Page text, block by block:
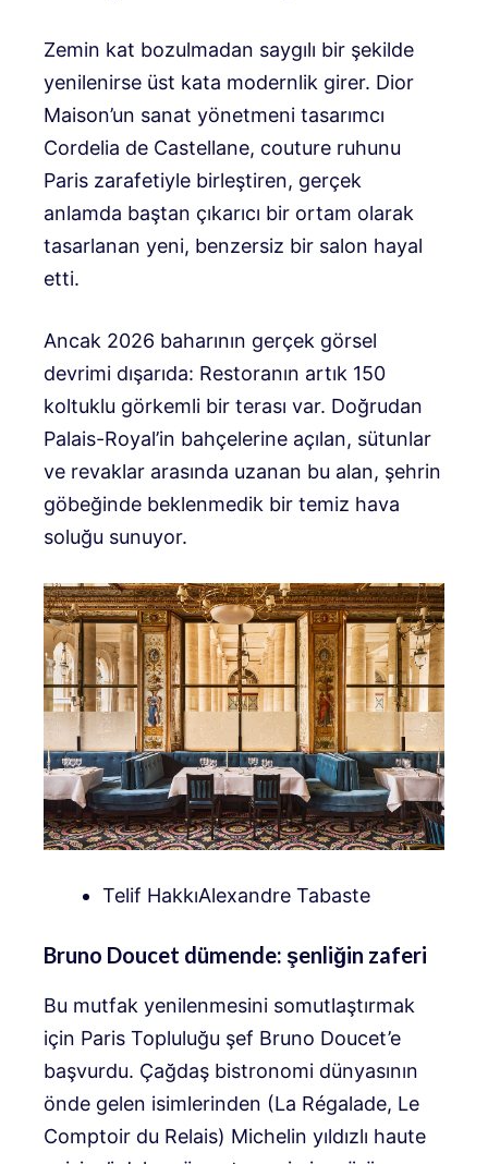
Zemin kat bozulmadan saygılı bir şekilde
yenilenirse üst kata modernlik girer. Dior
Maison’un sanat yönetmeni tasarımcı
Cordelia de Castellane, couture ruhunu
Paris zarafetiyle birleştiren, gerçek
anlamda baştan çıkarıcı bir ortam olarak
tasarlanan yeni, benzersiz bir salon hayal
etti.
Ancak 2026 baharının gerçek görsel
devrimi dışarıda: Restoranın artık 150
koltuklu görkemli bir terası var. Doğrudan
Palais-Royal’in bahçelerine açılan, sütunlar
ve revaklar arasında uzanan bu alan, şehrin
göbeğinde beklenmedik bir temiz hava
soluğu sunuyor.
Telif HakkıAlexandre Tabaste
Bruno Doucet dümende: şenliğin zaferi
Bu mutfak yenilenmesini somutlaştırmak
için Paris Topluluğu şef Bruno Doucet’e
başvurdu. Çağdaş bistronomi dünyasının
önde gelen isimlerinden (La Régalade, Le
Comptoir du Relais) Michelin yıldızlı haute